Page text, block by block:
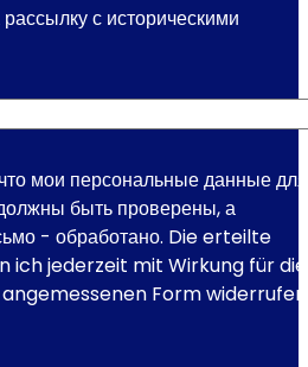
с историческими
мои персональные данные для
быть проверены, а
- обработано. Die erteilte
ich jederzeit mit Wirkung für die
Form